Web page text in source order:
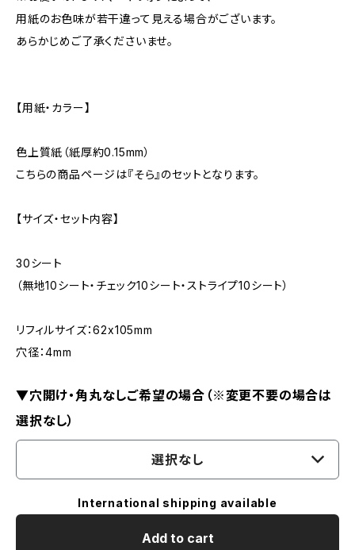
用紙のお色味が若干違って見える場合がございます。
あらかじめご了承くださいませ。
【用紙・カラー】
色上質紙（紙厚約0.15mm）
こちらの商品ページは『そら』のセットとなります。
【サイズ・セット内容】
30シート
（無地10シート・チェック10シート・ストライプ10シート）
リフィルサイズ：62x105mm
穴径：4mm
▼穴開け・角丸なしご希望の場合（※変更不要の場合は
選択なし）
選択なし
International shipping available
Add to cart